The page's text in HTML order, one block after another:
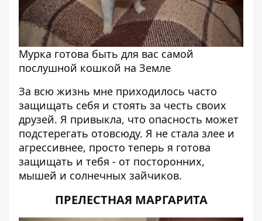
Мурка готова быть для вас самой
послушной кошкой на Земле
За всю жизнь мне приходилось часто
защищать себя и стоять за честь своих
друзей. Я привыкла, что опасность может
подстерегать отовсюду. Я не стала злее и
агрессивнее, просто теперь я готова
защищать и тебя - от посторонних,
мышей и солнечных зайчиков.
ПРЕЛЕСТНАЯ МАРГАРИТА